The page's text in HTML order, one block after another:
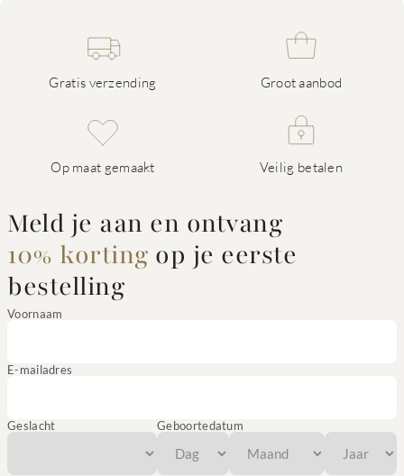
Gratis verzending Groot aanbod
Op maat gemaakt Veilig betalen
Meld je aan en ontvang
10% korting op je eerste
bestelling
Voornaam
E-mailadres
Geslacht Geboortedatum